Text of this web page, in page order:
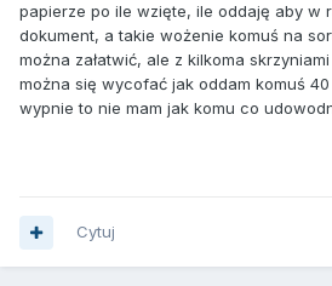
papierze po ile wzięte, ile oddaję aby w
dokument, a takie wożenie komuś na
można załatwić, ale z kilkoma
można się wycofać jak oddam komuś
wypnie to nie mam jak komu co
Cytuj